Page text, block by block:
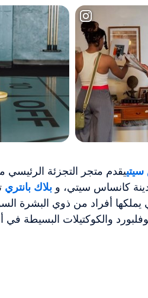
يقدم متجر التجزئة
كانساس سيتي، و بلاك بانتري
أفراد من ذوي البشرة
والكوكتيلات البسيطة في